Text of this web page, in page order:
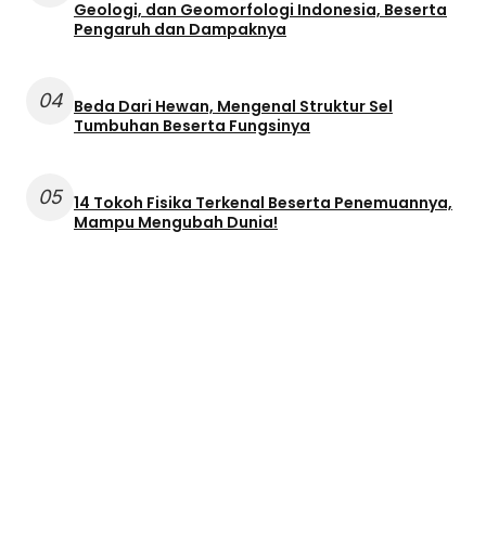
Geologi, dan Geomorfologi Indonesia, Beserta
Pengaruh dan Dampaknya
04 Beda Dari Hewan, Mengenal Struktur Sel
Tumbuhan Beserta Fungsinya
05 14 Tokoh Fisika Terkenal Beserta Penemuannya,
Mampu Mengubah Dunia!